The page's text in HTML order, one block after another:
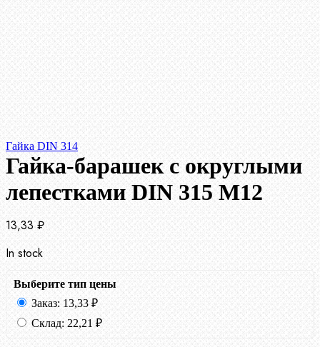
Гайка DIN 314
Гайка-барашек с округлыми
лепестками DIN 315 М12
13,33 ₽
In stock
Выберите тип цены
Заказ: 13,33 ₽
Склад: 22,21 ₽